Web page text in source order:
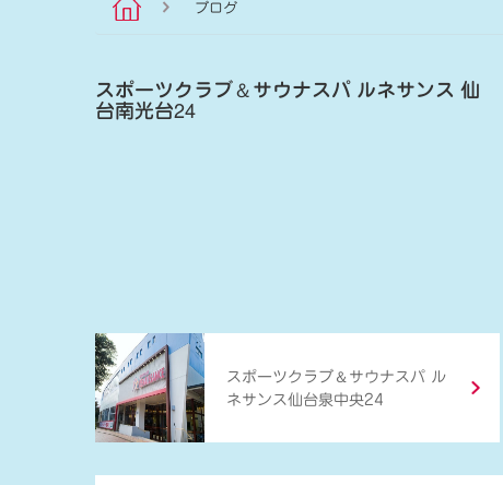
ブログ
スポーツクラブ＆サウナスパ ルネサンス 仙
台南光台24
スポーツクラブ ＆ サウナスパ ル
ネサンス仙台泉中央24